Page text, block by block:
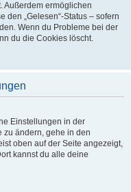
Außerdem ermöglichen
„Gelesen“-Status – sofern
Wenn du Probleme bei der
du die Cookies löscht.
Einstellungen in der
zu ändern, gehe in den
oben auf der Seite angezeigt,
kannst du alle deine